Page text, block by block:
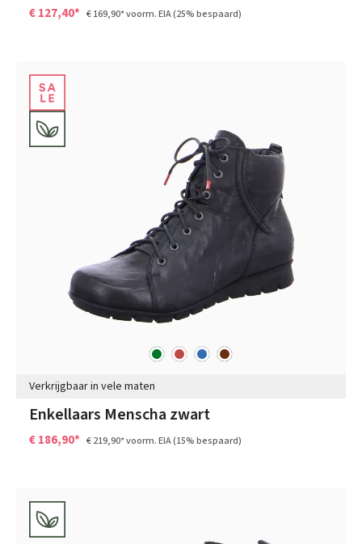
€ 127,40* € 169,90*voorm. EIA(25% bespaard)
groenroodblauwbruin
Verkrijgbaar in vele maten
Enkellaars Menscha zwart
€ 186,90* € 219,90*voorm. EIA(15% bespaard)